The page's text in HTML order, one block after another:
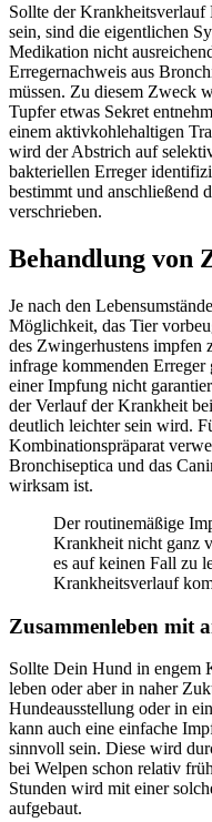
Sollte der
sein, sind die eigentlichen
Medikation nicht
Erregernachweis aus
müssen. Zu diesem Zweck
Tupfer etwas Sekret
einem aktivkohlehaltigen
wird der Abstrich auf
bakteriellen Erreger
bestimmt und anschließend
verschrieben.
Behandlung von
Je nach den
Möglichkeit, das Tier
des Zwingerhustens impfen
infrage kommenden
einer Impfung nicht
der Verlauf der Krankheit
deutlich leichter sein wird.
Kombinationspräparat
Bronchiseptica und das
wirksam ist.
Der routinemäßige
Krankheit nicht ganz
es auf keinen Fall zu
Krankheitsverlauf
Zusammenleben mit
Sollte Dein Hund in engem
leben oder aber in naher
Hundeausstellung oder in
kann auch eine einfache
sinnvoll sein. Diese wird
bei Welpen schon relativ
Stunden wird mit einer
aufgebaut.